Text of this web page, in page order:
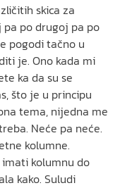
skica za
pa po drugoj pa po
pogodi tačno u
je. Ono kada mi
ka da su se
što je u principu
tema, nijedna me
Neće pa neće.
kolumne.
kolumnu do
kako. Suludi